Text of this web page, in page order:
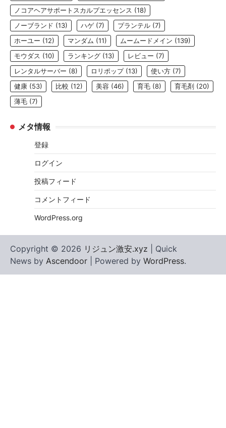
ノコアヘアサポートスカルプエッセンス (18)
ノーブランド (13) ハゲ (7) プランテル (7)
ホーユー (12) マンダム (11) ムームードメイン (139)
モウダス (10) ランキング (13) レビュー (7)
レンタルサーバー (8) ロリポップ(13) 使い方 (7)
健康 (53) 比較 (12) 美容 (46) 育毛 (8) 育毛剤 (20)
薄毛 (7)
メタ情報
登録
ログイン
投稿フィード
コメントフィード
WordPress.org
Copyright © 2026 リジュン激安.xyz | Quick
News by Ascendoor | Powered by WordPress.